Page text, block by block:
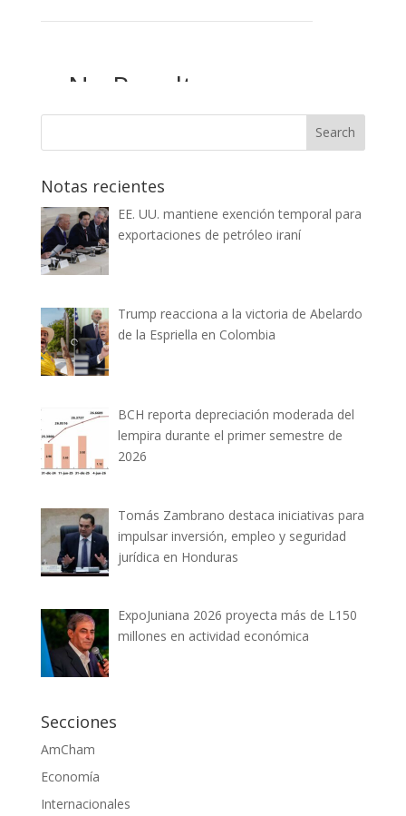
Notas recientes
EE. UU. mantiene exención temporal para
exportaciones de petróleo iraní
Trump reacciona a la victoria de Abelardo
de la Espriella en Colombia
BCH reporta depreciación moderada del
lempira durante el primer semestre de
2026
Tomás Zambrano destaca iniciativas para
impulsar inversión, empleo y seguridad
jurídica en Honduras
ExpoJuniana 2026 proyecta más de L150
millones en actividad económica
Secciones
AmCham
Economía
Internacionales